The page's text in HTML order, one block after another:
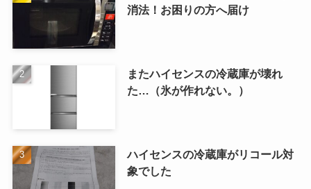
消法！お困りの方へ届け
またハイセンスの冷蔵庫が壊れ
た…（氷が作れない。）
ハイセンスの冷蔵庫がリコール対
象でした